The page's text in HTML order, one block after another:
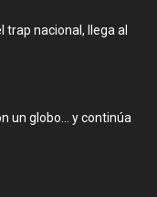
trap nacional, llega al
un globo… y continúa